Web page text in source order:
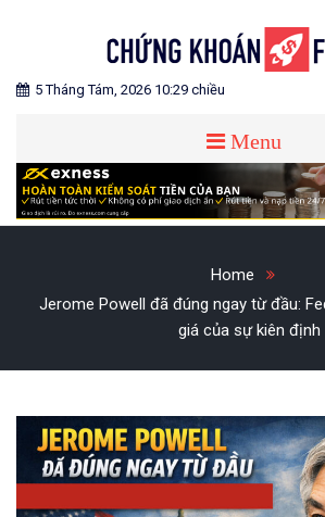
CHỨNG KHOÁN
Blog chia sẻ về Chứng Khoán và Forex
5 Tháng Tám, 2026 10:29 chiều
Menu
Home
Jerome Powell đã đúng ngay từ đầu:
giá của sự kiên định